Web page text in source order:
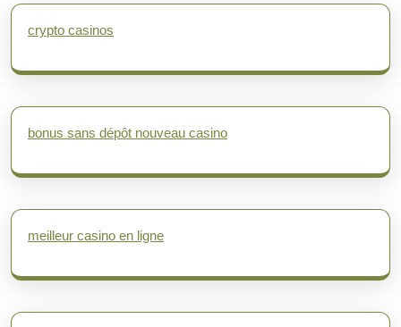
crypto casinos
bonus sans dépôt nouveau casino
meilleur casino en ligne